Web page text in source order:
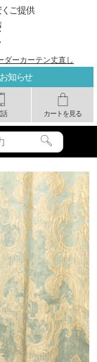
知らせ
カートを見る
ご提供
ダーカーテン丈直し